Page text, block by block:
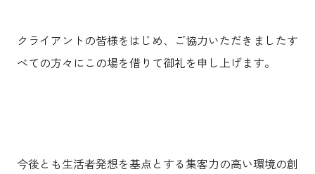
クライアントの皆様をはじめ、ご協力いただきましたす
べての方々にこの場を借りて御礼を申し上げます。
今後とも生活者発想を基点とする集客力の高い環境の創